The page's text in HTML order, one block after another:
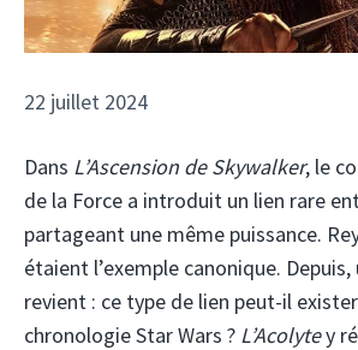
22 juillet 2024
Dans L’Ascension de Skywalker, le
de la Force a introduit un lien rare
partageant une même puissance.
étaient l’exemple canonique.
revient : ce type de lien peut-il
chronologie Star Wars ? L’Acolytey